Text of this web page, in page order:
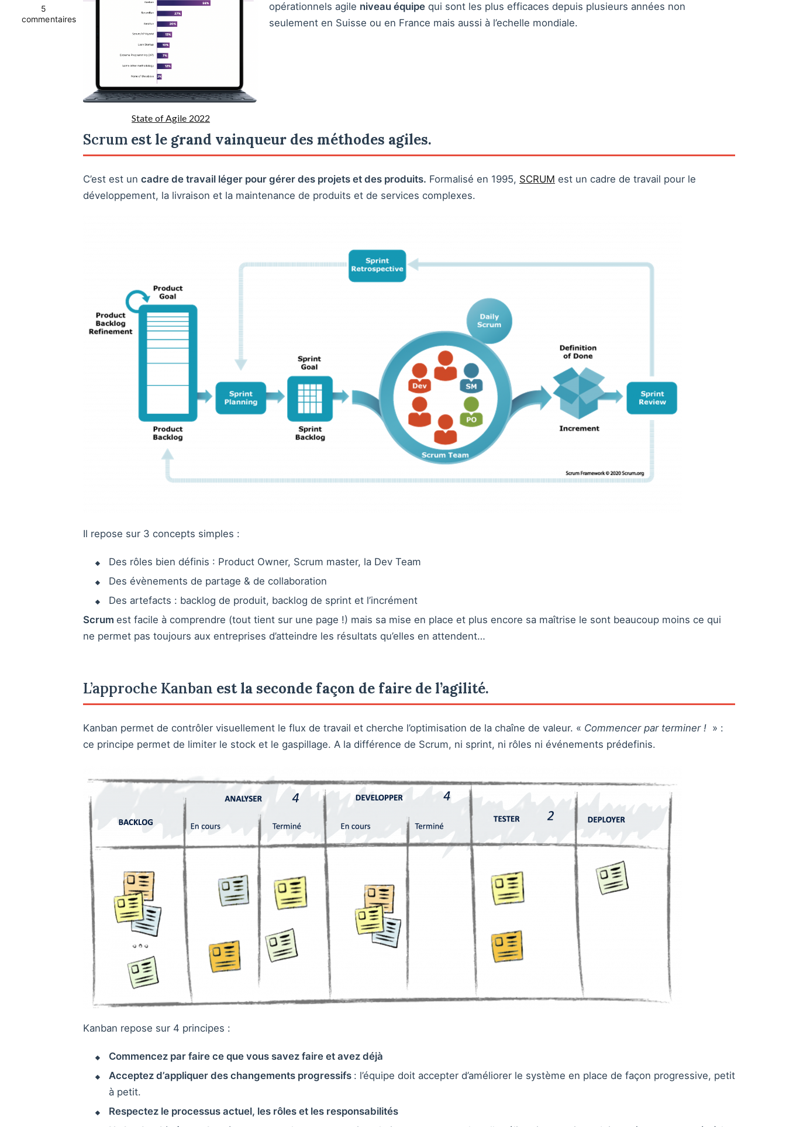
5
commentaires
State of Agile 2022
opérationnels agile niveau équipe qui sont les plus efficaces depuis plusieurs années non
seulement en Suisse ou en France mais aussi à l’echelle mondiale.
Scrum est le grand vainqueur des méthodes agiles.
C’est est un cadre de travail léger pour gérer des projets et des produits. Formalisé en 1995, SCRUM est un cadre de travail pour le
développement, la livraison et la maintenance de produits et de services complexes.
Il repose sur 3 concepts simples :
Des rôles bien définis : Product Owner, Scrum master, la Dev Team
Des évènements de partage & de collaboration
Des artefacts : backlog de produit, backlog de sprint et l’incrément
Scrum est facile à comprendre (tout tient sur une page !) mais sa mise en place et plus encore sa maîtrise le sont beaucoup moins ce qui
ne permet pas toujours aux entreprises d’atteindre les résultats qu’elles en attendent…
L’approche Kanban est la seconde façon de faire de l’agilité.
Kanban permet de contrôler visuellement le flux de travail et cherche l’optimisation de la chaîne de valeur. « Commencer par terminer ! » :
ce principe permet de limiter le stock et le gaspillage. A la différence de Scrum, ni sprint, ni rôles ni événements prédefinis.
Kanban repose sur 4 principes :
Commencez par faire ce que vous savez faire et avez déjà
Acceptez d’appliquer des changements progressifs : l’équipe doit accepter d’améliorer le système en place de façon progressive, petit
à petit.
Respectez le processus actuel, les rôles et les responsabilités